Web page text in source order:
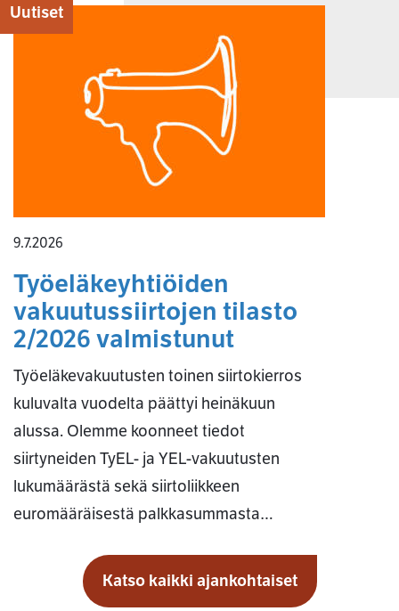
Uutiset
9.7.2026
Työeläkeyhtiöiden
vakuutussiirtojen tilasto
2/2026 valmistunut
Työeläkevakuutusten toinen siirtokierros
kuluvalta vuodelta päättyi heinäkuun
alussa. Olemme koonneet tiedot
siirtyneiden TyEL- ja YEL-vakuutusten
lukumäärästä sekä siirtoliikkeen
euromääräisestä palkkasummasta…
Katso kaikki ajankohtaiset